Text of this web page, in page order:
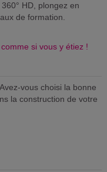
HD, plongez en
de formation.
si vous y étiez !
vous choisi la bonne
la construction de votre